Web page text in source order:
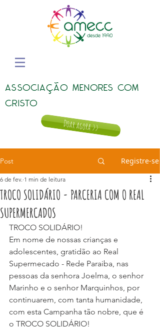
ASSOCIAÇÃO MENORES COM
CRISTO
Doar agora >>
Post Registre-se
TROCO SOLIDÁRIO - PARCERIA COM O REAL
SUPERMERCADOS
6 de fev. 1 min de leitura
TROCO SOLIDÁRIO!
Em nome de nossas crianças e
adolescentes, gratidão ao Real
Supermecado - Rede Paraiba, nas
pessoas da senhora Joelma, o senhor
Marinho e o senhor Marquinhos, por
continuarem, com tanta humanidade,
com esta Campanha tão nobre, que é
o TROCO SOLIDÁRIO!